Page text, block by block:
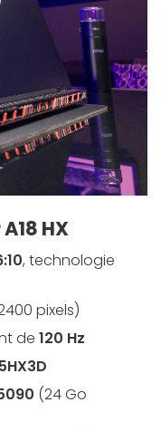
HX
, technologie
pixels)
de 120 Hz
(24 Go